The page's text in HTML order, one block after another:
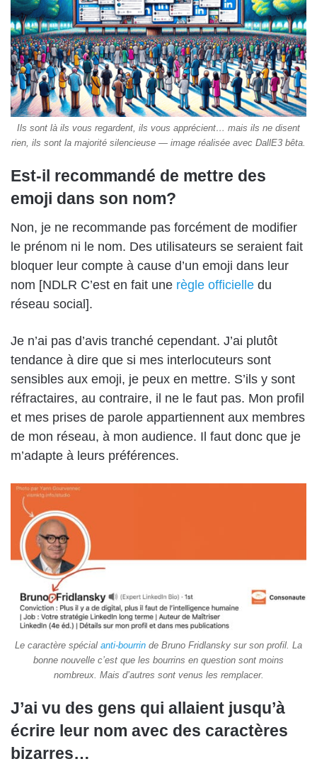
Ils sont là ils vous regardent, ils vous apprécient… mais ils ne disent
rien, ils sont la majorité silencieuse — image réalisée avec DallE3 bêta.
Est-il recommandé de mettre des
emoji dans son nom?
Non, je ne recommande pas forcément de modifier
le prénom ni le nom. Des utilisateurs se seraient fait
bloquer leur compte à cause d’un emoji dans leur
nom [NDLR C’est en fait une règle officielle du
réseau social].
Je n’ai pas d’avis tranché cependant. J’ai plutôt
tendance à dire que si mes interlocuteurs sont
sensibles aux emoji, je peux en mettre. S’ils y sont
réfractaires, au contraire, il ne le faut pas. Mon profil
et mes prises de parole appartiennent aux membres
de mon réseau, à mon audience. Il faut donc que je
m’adapte à leurs préférences.
Le caractère spécial anti-bourrin de Bruno Fridlansky sur son profil. La
bonne nouvelle c’est que les bourrins en question sont moins
nombreux. Mais d’autres sont venus les remplacer.
J’ai vu des gens qui allaient jusqu’à
écrire leur nom avec des caractères
bizarres…